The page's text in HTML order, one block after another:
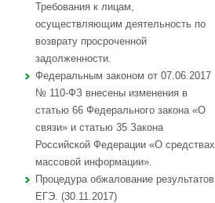
Требования к лицам,
осуществляющим деятельность по
возврату просроченной
задолженности.
Федеральным законом от 07.06.2017
№ 110-ФЗ внесены изменения в
статью 66 Федерального закона «О
связи» и статью 35 Закона
Российской Федерации «О средствах
массовой информации».
Процедура обжалование результатов
ЕГЭ. (30.11.2017)